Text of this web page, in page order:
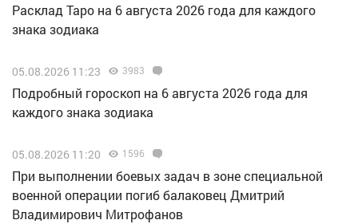
Расклад Таро на 6 августа 2026 года для каждого
знака зодиака
05.08.2026 11:23 3983
Подробный гороскоп на 6 августа 2026 года для
каждого знака зодиака
05.08.2026 11:20 1596
При выполнении боевых задач в зоне специальной
военной операции погиб балаковец Дмитрий
Владимирович Митрофанов